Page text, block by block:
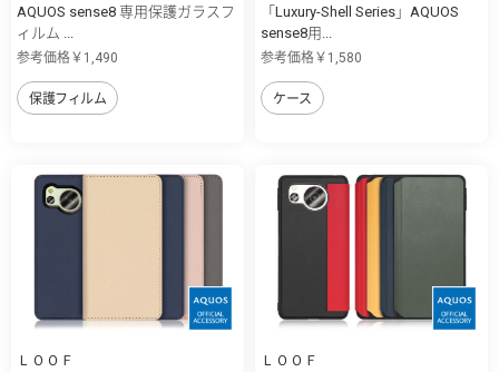
AQUOS sense8 専用保護ガラスフ
ィルム ...
参考価格￥1,490
保護フィルム
「Luxury-Shell Series」AQUOS
sense8用...
参考価格￥1,580
ケース
ＬＯＯＦ
ＬＯＯＦ